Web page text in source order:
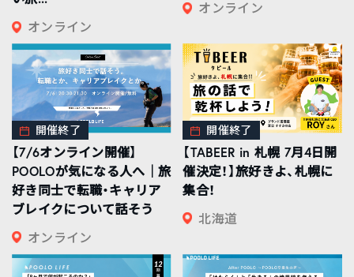
オンライン
オンライン
開催終了
【7/6オンライン開催】
POOLOが気になる人へ｜旅
好き同士で転職・キャリア
ブレイクについて話そう
オンライン
開催終了
【TABEER in 札幌 7月4日開
催決定！】旅好きよ、札幌に
集合！
北海道